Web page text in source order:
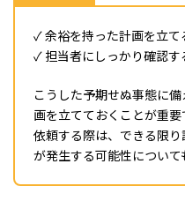
✓ 余裕を持った計画を立て
✓ 担当者にしっかり確認す
こうした予期せぬ事態に
画を立てておくことが重
依頼する際は、できる限
が発生する可能性について